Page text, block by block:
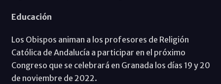
Educación
Los Obispos animan a los profesores de Religión
Católica de Andalucía a participar en el próximo
Congreso que se celebrará en Granada los días 19 y 20
de noviembre de 2022.